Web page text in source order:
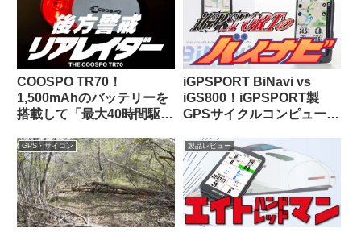
COOSPO TR70！
1,500mAhのバッテリーを
搭載して「最大40時間駆
ダーが爆誕！！【クーポン
あります】
iGPSPORT BiNavi vs
iGS800！iGPSPORT製
GPSサイクルコンピュータ
GPS・サイコン 製品レビュー